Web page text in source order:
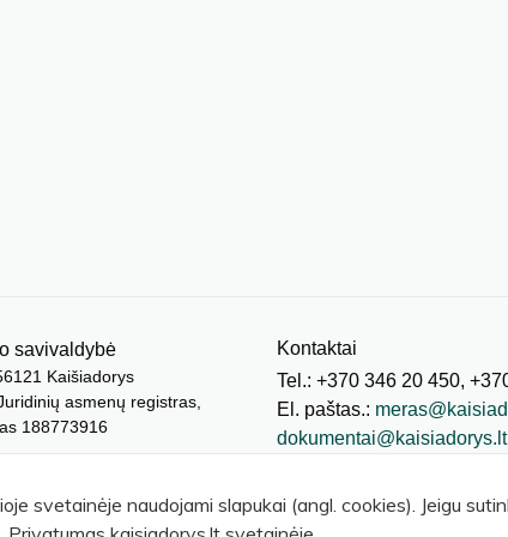
savivaldybė
Kaišiadorys
asmenų registras,
188773916
Kontaktai
Tel.: +370 346 20 450,
El. paštas.:
dokumentai@kaisiadorys.lt
svetainėje naudojami slapukai (angl. cookies). Jeigu